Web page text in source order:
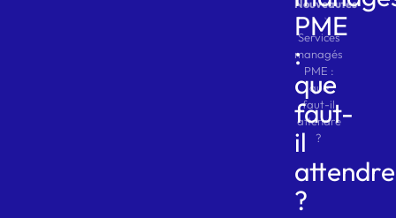
PME
:
que
faut-
il
attendre
?
Nouveautés
Services
managés
PME :
que
faut-il
attendre
?